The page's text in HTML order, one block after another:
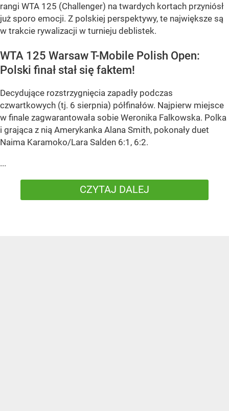
rangi WTA 125 (Challenger) na twardych kortach przyniósł
już sporo emocji. Z polskiej perspektywy, te największe są
w trakcie rywalizacji w turnieju deblistek.
WTA 125 Warsaw T-Mobile Polish Open:
Polski finał stał się faktem!
Decydujące rozstrzygnięcia zapadły podczas
czwartkowych (tj. 6 sierpnia) półfinałów. Najpierw miejsce
w finale zagwarantowała sobie Weronika Falkowska. Polka
i grająca z nią Amerykanka Alana Smith, pokonały duet
Naima Karamoko/Lara Salden 6:1, 6:2.
...
CZYTAJ DALEJ